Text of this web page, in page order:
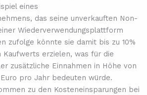
eines
das seine unverkauften Non-
Wiederverwendungsplattform
zufolge könnte sie damit bis zu 10%
Kaufwerts erzielen, was für die
zusätzliche Einnahmen in Höhe von
pro Jahr bedeuten würde.
zu den Kosteneinsparungen bei